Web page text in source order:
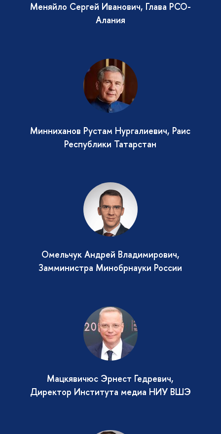
Меняйло Сергей Иванович, Глава РСО-
Алания
Минниханов Рустам Нургалиевич, Раис
Республики Татарстан
Омельчук Андрей Владимирович,
Замминистра Минобрнауки России
Мацкявичюс Эрнест Гедревич,
Директор Института медиа НИУ ВШЭ